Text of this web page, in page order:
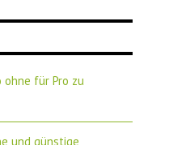
ohne für Pro zu
und günstige